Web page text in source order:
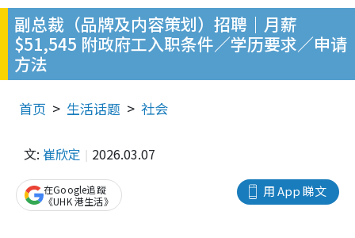
副总裁（品牌及内容策划）招聘｜月薪
$51,545 附政府工入职条件／学历要求／申请
方法
首页 生活话题 社会
文: 崔欣定 2026.03.07
用 App 睇文
在Google追蹤
《UHK 港生活》